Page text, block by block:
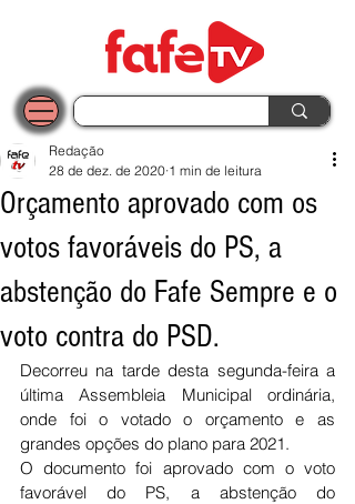
Orçamento aprovado com os
votos favoráveis do PS, a
abstenção do Fafe Sempre e o
voto contra do PSD.
Redação
28 de dez. de 2020 1 min de leitura
Decorreu na tarde desta segunda-feira a
última Assembleia Municipal ordinária,
onde foi o votado o orçamento e as
grandes opções do plano para 2021.
O documento foi aprovado com o voto
favorável do PS, a abstenção do